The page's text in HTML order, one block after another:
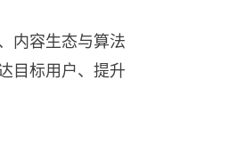
内容生态与算法
目标用户、提升